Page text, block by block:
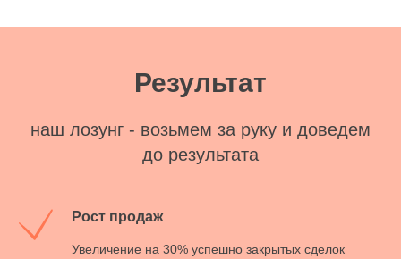
Результат
наш лозунг - возьмем за руку и доведем
до результата
Рост продаж
Увеличение на 30% успешно закрытых сделок